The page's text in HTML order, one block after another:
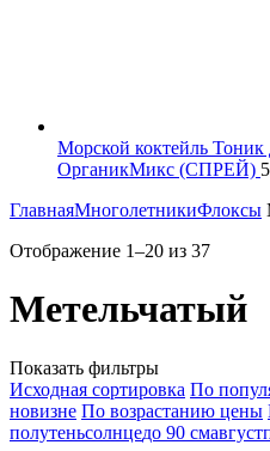
Морской коктейль
ОрганикМикс (СПРЕЙ)
ГлавнаяМноголетникиФлоксы
Отображение 1–20 из 37
Метельчатый
Показать фильтры
Исходная сортировка По
новизне По возрастанию цены
полутеньсолнцедо 90 смавгуст